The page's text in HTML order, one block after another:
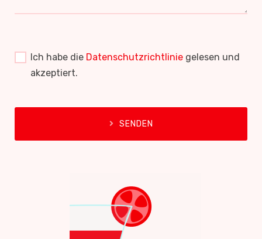
Ich habe die Datenschutzrichtlinie gelesen und
akzeptiert.
SENDEN